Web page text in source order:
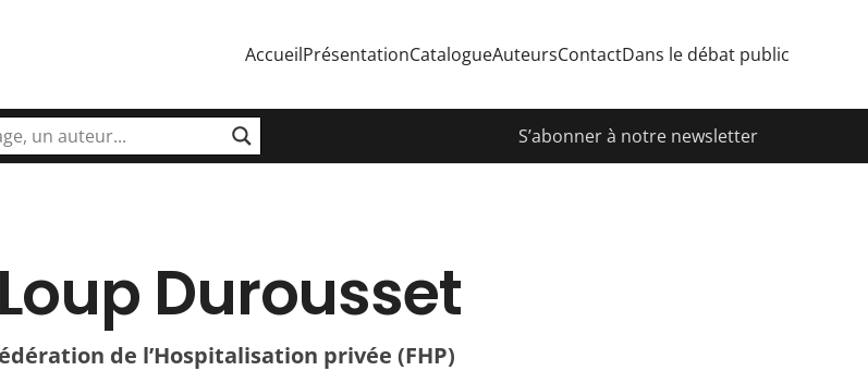
AccueilPrésentationCatalogueAuteursContactDans le débat public
S’abonner à notre newsletter
Durousset
de l’Hospitalisation privée (FHP)